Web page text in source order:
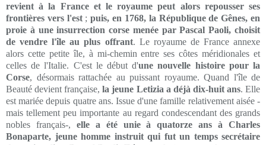
revient à la France et le royaume peut alors repousser ses
frontières vers l'est;puis, en 1768, la République de Gênes, en
proie à une insurrection corse menée par Pascal Paoli, choisit
de vendre l'île au plus offrant. Le royaume de France annexe
alors cette petite île, à mi-chemin entre ses côtes méridionales et
celles de l'Italie. C'est le début d'une nouvelle histoire pour la
Corse, désormais rattachée au puissant royaume. Quand l'île de
Beauté devient française,la jeune Letizia a déjà dix-huit ans. Elle
est mariée depuis quatre ans. Issue d'une famille relativement aisée -
mais tellement peu importante au regard condescendant des grands
nobles français-, elle a été unie à quatorze ans à Charles
Bonaparte, jeune homme instruit qui fut un temps secrétaire